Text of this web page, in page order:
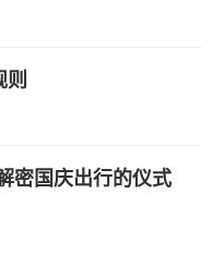
密国庆出行的仪式